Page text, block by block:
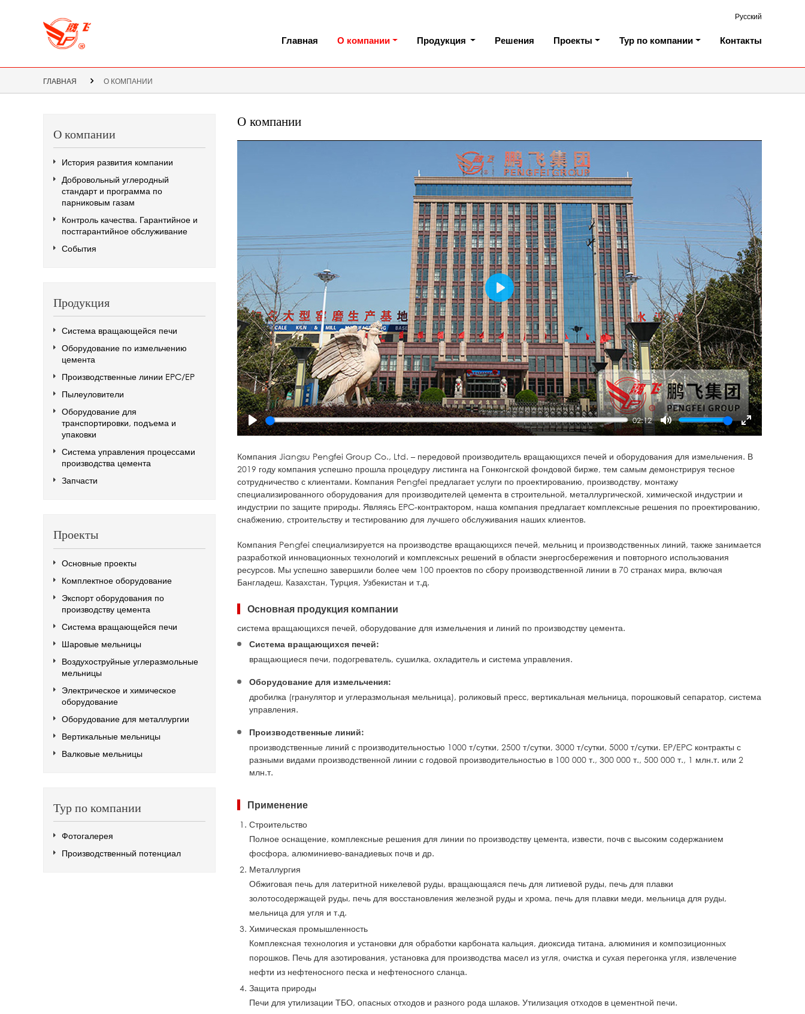
Русский
Главная О компании Продукция Решения Проекты Тур по компании Контакты
ГЛАВНАЯ О КОМПАНИИ
О компании
Play
02:12
Mute
Enter
Play
Компания Jiangsu Pengfei Group Co., Ltd. – передовой производитель вращающихся печей и оборудования для измельчения. В
2019 году компания успешно прошла процедуру листинга на Гонконгской фондовой бирже, тем самым демонстрируя тесное
сотрудничество с клиентами. Компания Pengfei предлагает услуги по проектированию, производству, монтажу
специализированного оборудования для производителей цемента в строительной, металлургической, химической индустрии и
индустрии по защите природы. Являясь EPC-контрактором, наша компания предлагает комплексные решения по проектированию,
снабжению, строительству и тестированию для лучшего обслуживания наших клиентов.
Компания Pengfei специализируется на производстве вращающихся печей, мельниц и производственных линий, также занимается
разработкой инновационных технологий и комплексных решений в области энергосбережения и повторного использования
ресурсов. Мы успешно завершили более чем 100 проектов по сбору производственной линии в 70 странах мира, включая
Бангладеш, Казахстан, Турция, Узбекистан и т.д.
Основная продукция компании
система вращающихся печей, оборудование для измельчения и линий по производству цемента.
Система вращающихся печей:
вращающиеся печи, подогреватель, сушилка, охладитель и система управления.
Оборудование для измельчения:
дробилка (гранулятор и углеразмольная мельница), роликовый пресс, вертикальная мельница, порошковый сепаратор, система
управления.
Производственные линий:
производственные линий с производительностью 1000 т/сутки, 2500 т/сутки, 3000 т/сутки, 5000 т/сутки. EP/EPC контракты с
разными видами производственной линии с годовой производительностью в 100 000 т., 300 000 т., 500 000 т., 1 млн.т. или 2
млн.т.
Применение
Строительство
Полное оснащение, комплексные решения для линии по производству цемента, извести, почв с высоким содержанием
фосфора, алюминиево-ванадиевых почв и др.
Металлургия
Обжиговая печь для латеритной никелевой руды, вращающаяся печь для литиевой руды, печь для плавки
золотосодержащей руды, печь для восстановления железной руды и хрома, печь для плавки меди, мельница для руды,
мельница для угля и т.д.
Химическая промышленность
Комплексная технология и установки для обработки карбоната кальция, диоксида титана, алюминия и композиционных
порошков. Печь для азотирования, установка для производства масел из угля, очистка и сухая перегонка угля, извлечение
нефти из нефтеносного песка и нефтеносного сланца.
Защита природы
Печи для утилизации ТБО, опасных отходов и разного рода шлаков. Утилизация отходов в цементной печи.
О компании
История развития компании
Добровольный углеродный
стандарт и программа по
парниковым газам
Контроль качества. Гарантийное и
постгарантийное обслуживание
События
Продукция
Система вращающейся печи
Оборудование по измельчению
цемента
Производственные линии EPC/EP
Пылеуловители
Оборудование для
транспортировки, подъема и
упаковки
Система управления процессами
производства цемента
Запчасти
Проекты
Основные проекты
Комплектное оборудование
Экспорт оборудования по
производству цемента
Система вращающейся печи
Шаровые мельницы
Воздухоструйные углеразмольные
мельницы
Электрическое и химическое
оборудование
Оборудование для металлургии
Вертикальные мельницы
Валковые мельницы
Тур по компании
Фотогалерея
Производственный потенциал